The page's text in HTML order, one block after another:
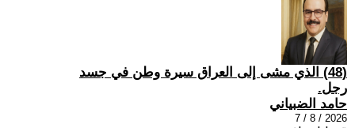
(48) الذي مشى إلى العراق سيرة وطن في جسد
رجل.
حامد الضبياني
2026 / 8 / 7